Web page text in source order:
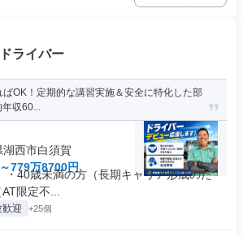
ライバー
OK！定期的な講習実施＆安全に特化した部
収60...
西市白須賀
779万8700円
・40歳未満の方（長期キャリア形成のた
限定不...
迎 +25個